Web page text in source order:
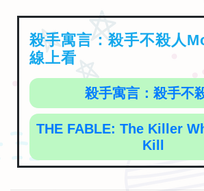
殺手寓言：殺手不殺人
線上看
殺手寓言：殺手不
THE FABLE: The Killer
Kill